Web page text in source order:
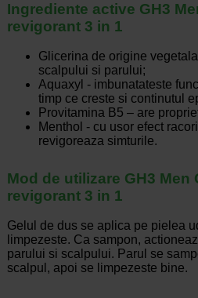
Ingrediente active GH3
revigorant 3 in 1
Glicerina de origine
scalpului si parului;
Aquaxyl - imbunatateste
timp ce creste si continutul
Provitamina B5 – are
Menthol - cu usor efect
revigoreaza simturile.
Mod de utilizare GH3 Men
revigorant 3 in 1
Gelul de dus se aplica pe pielea
limpezeste. Ca sampon,
parului si scalpului. Parul se
scalpul, apoi se limpezeste bine.